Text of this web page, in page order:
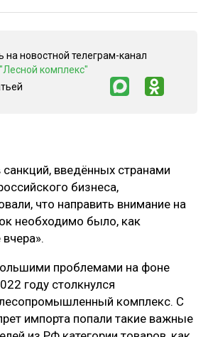
введённых странами
бизнеса,
что направить внимание на
необходимо было, как
проблемами на фоне
году столкнулся
комплекс. С
импорта попали такие важные
на новостной телеграм-канал
"Лесной комплекс"